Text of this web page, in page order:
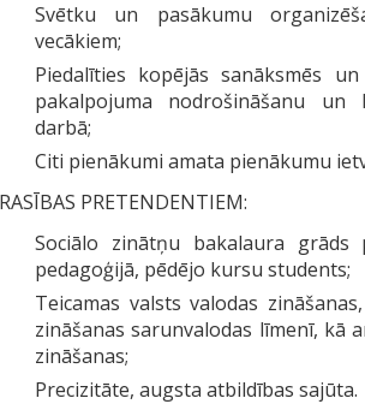
Svētku un pasākumu
vecākiem;
Piedalīties kopējās sanāksmēs
pakalpojuma nodrošināšanu un
darbā;
Citi pienākumi amata pienākumu
PRETENDENTIEM:
Sociālo zinātņu bakalaura grāds
pedagoģijā, pēdējo kursu students;
Teicamas valsts valodas
zināšanas sarunvalodas līmenī, kā
zināšanas;
Precizitāte, augsta atbildības sajūta.